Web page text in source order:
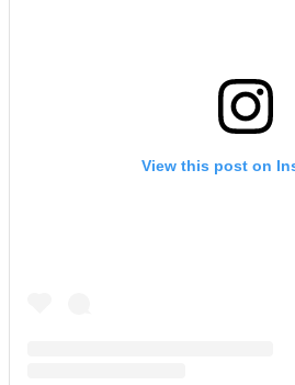
View this post on